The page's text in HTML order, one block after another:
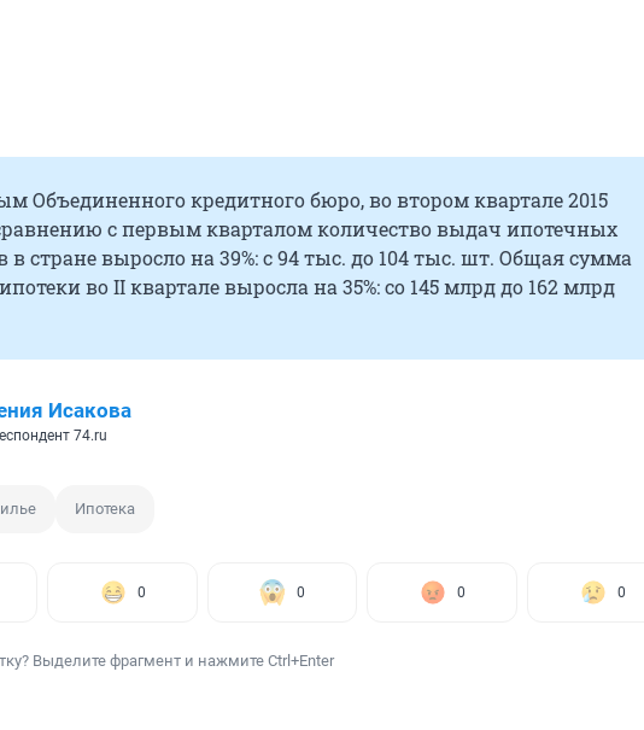
Объединенного кредитного бюро, во втором квартале 2015
с первым кварталом количество выдач ипотечных
в стране выросло на 39%: с 94 тыс. до 104 тыс. шт. Общая сумма
во II квартале выросла на 35%: со 145 млрд до 162 млрд
Исакова
74.ru
Ипотека
0 0 0 0
Выделите фрагмент и нажмите Ctrl+Enter